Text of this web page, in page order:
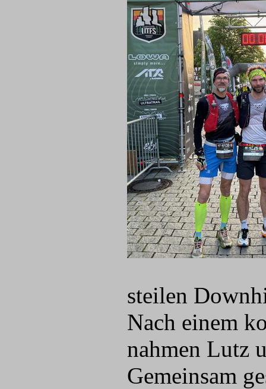
steilen
Nach einem
nahmen Lutz
Gemeinsam